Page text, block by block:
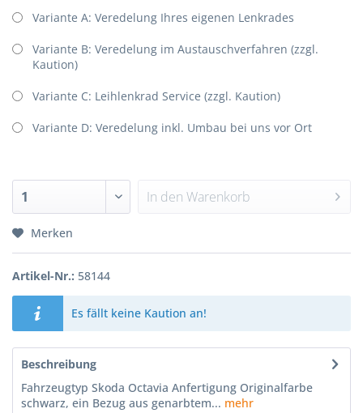
Variante A: Veredelung Ihres eigenen Lenkrades
Variante B: Veredelung im Austauschverfahren (zzgl.
Kaution)
Variante C: Leihlenkrad Service (zzgl. Kaution)
Variante D: Veredelung inkl. Umbau bei uns vor Ort
In den Warenkorb
Merken
Artikel-Nr.: 58144
Es fällt keine Kaution an!
Beschreibung
Fahrzeugtyp Skoda Octavia Anfertigung Originalfarbe
schwarz, ein Bezug aus genarbtem... mehr